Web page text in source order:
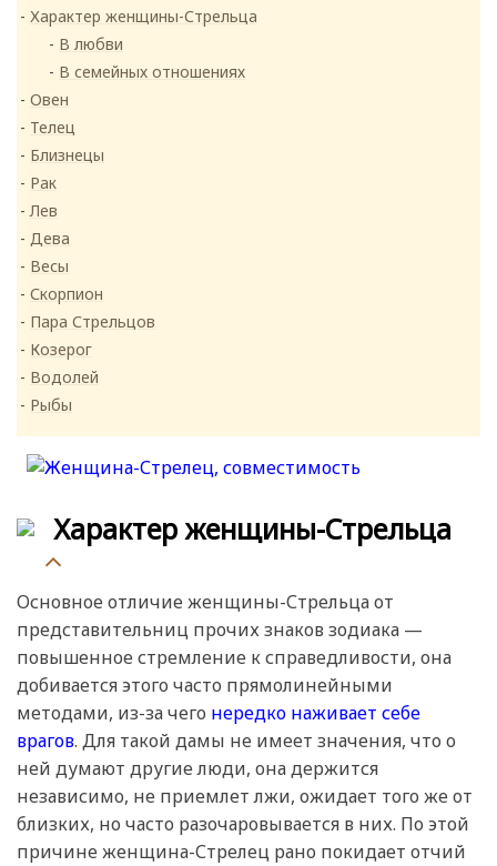
Характер женщины-Стрельца
В любви
В семейных отношениях
Овен
Телец
Близнецы
Рак
Лев
Дева
Весы
Скорпион
Пара Стрельцов
Козерог
Водолей
Рыбы
Характер женщины-Стрельца
Основное отличие женщины-Стрельца от
представительниц прочих знаков зодиака —
повышенное стремление к справедливости, она
добивается этого часто прямолинейными
методами, из-за чего нередко наживает себе
врагов. Для такой дамы не имеет значения, что о
ней думают другие люди, она держится
независимо, не приемлет лжи, ожидает того же от
близких, но часто разочаровывается в них. По этой
причине женщина-Стрелец рано покидает отчий